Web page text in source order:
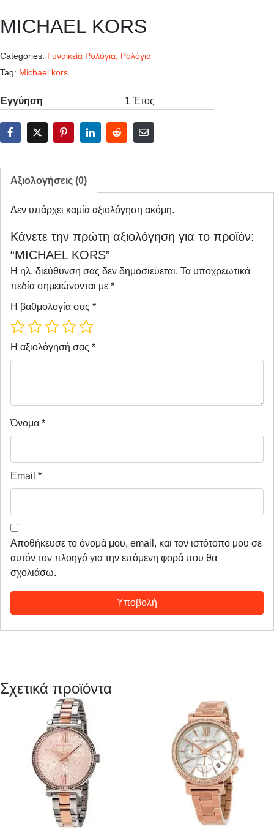
MICHAEL KORS
Categories: Γυναικεία Ρολόγια
Ρολόγια
Tag: Michael kors
Εγγύηση 1 Έτος
Αξιολογήσεις (0)
Δεν υπάρχει καμία αξιολόγηση ακόμη.
Κάνετε την πρώτη αξιολόγηση για το προϊόν:
“MICHAEL KORS”
Η ηλ. διεύθυνση σας δεν δημοσιεύεται. Τα υποχρεωτικά
πεδία σημειώνονται με *
Η βαθμολογία σας *
Η αξιολόγησή σας *
Όνομα *
Email *
Αποθήκευσε το όνομά μου, email, και τον ιστότοπο μου σε
αυτόν τον πλοηγό για την επόμενη φορά που θα
σχολιάσω.
Σχετικά προϊόντα